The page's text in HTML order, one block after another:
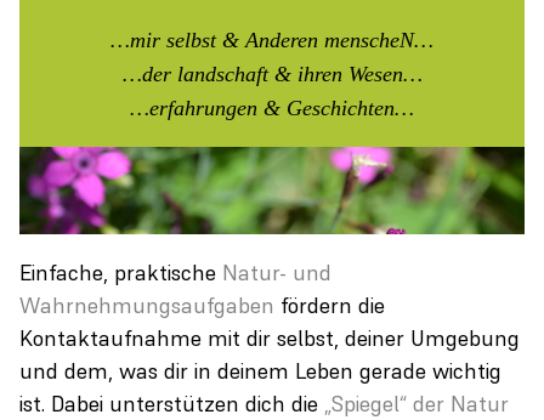
…mir selbst & Anderen menscheN…
…der landschaft & ihren Wesen…
…erfahrungen & Geschichten…
Einfache, praktische Natur- und
Wahrnehmungsaufgaben fördern die
Kontaktaufnahme mit dir selbst, deiner Umgebung
und dem, was dir in deinem Leben gerade wichtig
ist. Dabei unterstützen dich die „Spiegel“ der Natur